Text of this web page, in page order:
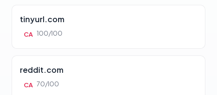
tinyurl.com
CA 100/100
reddit.com
CA 70/100